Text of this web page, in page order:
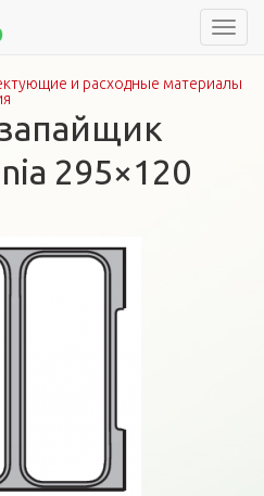
и расходные материалы
295×120